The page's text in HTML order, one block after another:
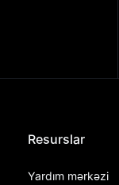
Resurslar
Yardım mərkəzi